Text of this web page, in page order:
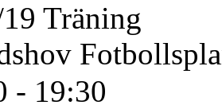
Träning
- 19:30